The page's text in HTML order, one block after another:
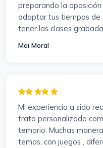
preparando la oposición
adaptar tus tiempos de
tener las clases
cualquier momento y
agradece mucho.
profesores accesibles,
resolver dudas, se
ayudarme a buscar
examen para subir nota.
Mai Moral
Mi experiencia a sido
trato personalizado
temario. Muchas
temas, con juegos ,